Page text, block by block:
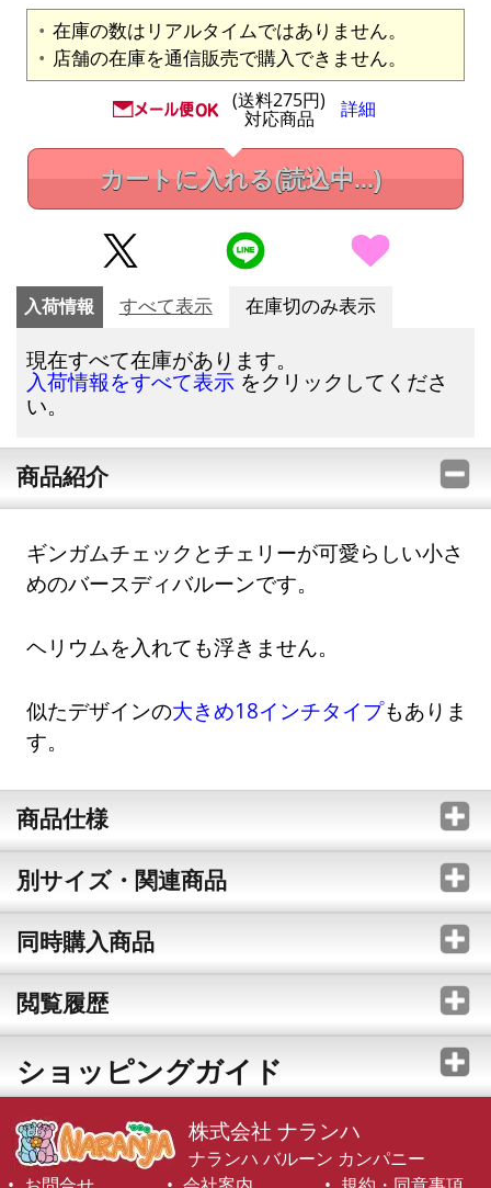
在庫の数はリアルタイムではありません。
店舗の在庫を通信販売で購入できません。
(送料275円)
対応商品 詳細
カートに入れる(読込中...)
入荷情報 すべて表示 在庫切のみ表示
現在すべて在庫があります。
入荷情報をすべて表示 をクリックしてくださ
い。
商品紹介
ギンガムチェックとチェリーが可愛らしい小さ
めのバースディバルーンです。
ヘリウムを入れても浮きません。
似たデザインの大きめ18インチタイプもありま
す。
商品仕様
別サイズ・関連商品
同時購入商品
閲覧履歴
ショッピングガイド
株式会社 ナランハ
ナランハ バルーン カンパニー